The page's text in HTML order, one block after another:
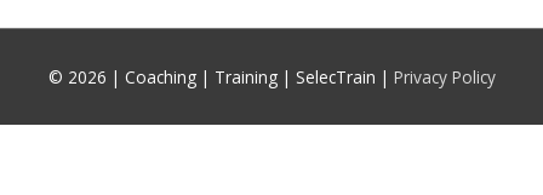
© 2026 | Coaching | Training | SelecTrain | Privacy Policy